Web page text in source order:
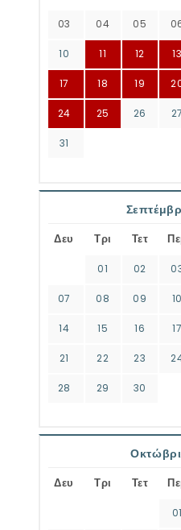
03 04 05
10 11 12 13
17 18 19
24 25 26 27
31
Δευ Τρι Τετ
01 02
07 08 09 10
14 15 16 17
21 22 23
28 29 30
Δευ Τρι Τετ
01